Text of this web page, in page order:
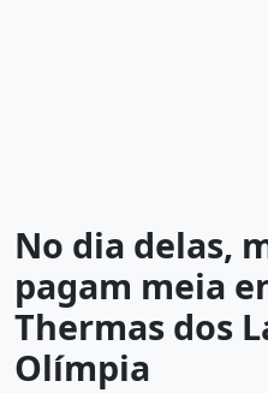
No dia delas,
pagam meia
Thermas dos
Olímpia